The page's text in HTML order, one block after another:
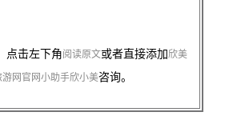
点击左下角阅读原文或者直接添加欣美
游网官网小助手欣小美咨询。